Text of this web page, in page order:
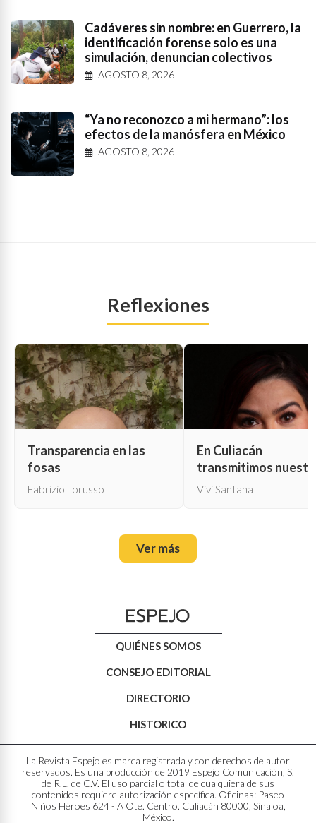
Cadáveres sin nombre: en Guerrero, la
identificación forense solo es una
simulación, denuncian colectivos
AGOSTO 8, 2026
“Ya no reconozco a mi hermano”: los
efectos de la manósfera en México
AGOSTO 8, 2026
Reflexiones
Transparencia en las
fosas
Fabrizio Lorusso
En Culiacán
transmitimos
propia muerte
Vivi Santana
Ver más
QUIÉNES SOMOS
CONSEJO EDITORIAL
DIRECTORIO
HISTORICO
La Revista Espejo es marca registrada y con derechos de autor
reservados. Es una producción de 2019 Espejo Comunicación, S.
de R.L. de C.V. El uso parcial o total de cualquiera de sus
contenidos requiere autorización específica. Oficinas: Paseo
Niños Héroes 624 - A Ote. Centro. Culiacán 80000, Sinaloa,
México.